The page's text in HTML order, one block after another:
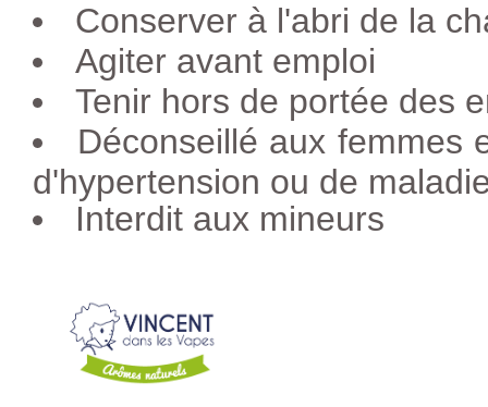
Conserver à l'abri de la
Agiter avant emploi
Tenir hors de portée des
Déconseillé aux femmes
d'hypertension ou de
Interdit aux mineurs